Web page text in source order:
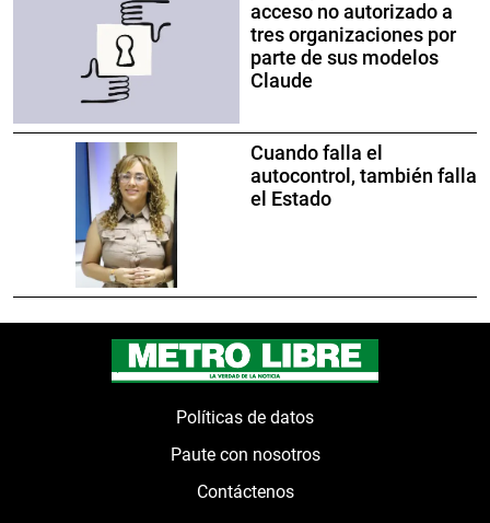
acceso no autorizado a
tres organizaciones por
parte de sus modelos
Claude
Cuando falla el
autocontrol, también falla
el Estado
Políticas de datos
Paute con nosotros
Contáctenos